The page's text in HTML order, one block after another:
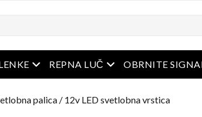
odprt meni
REPNA LUČ odprt meni
OBRNITE
palica / 12v LED svetlobna vrstica